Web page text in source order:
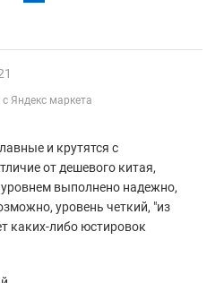
Яндекс маркета
и крутятся с
от дешевого китая,
выполнено надежно,
уровень четкий, "из
каких-либо юстировок